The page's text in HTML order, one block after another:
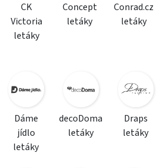
CK
Victoria
letáky
Concept
letáky
Conrad.cz
letáky
Dáme
jídlo
letáky
decoDoma
letáky
Draps
letáky